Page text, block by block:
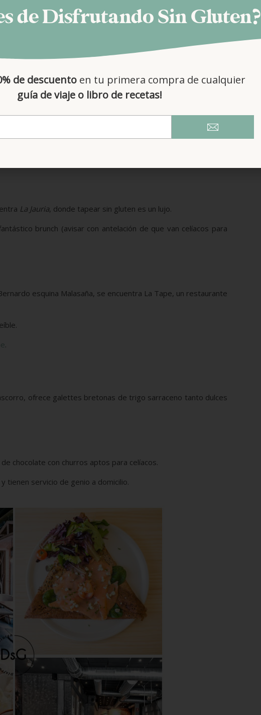
Abajo Izda: Hamburguesa Nostra:Dcha: bar La Jauría
con opciones para celiacos en todos sus restaurantes.
La Jauria, donde tapear sin gluten es un lujo.
brunch (avisar con antelación de que van celíacos para
esquina Malasaña, se encuentra La Tape, un restaurante
.
ofrece galettes bretonas de trigo sarraceno tanto dulces
chocolate con churros aptos para celíacos.
tienen servicio de genio a domicilio.
de Disfrutando Sin Gluten?
de descuento en tu primera compra de cualquier
guía de viaje o libro de recetas!